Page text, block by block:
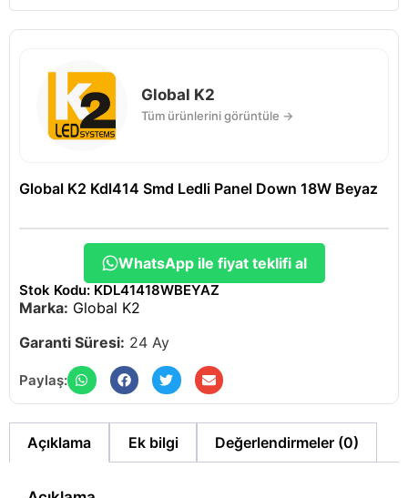
Global K2
Tüm ürünlerini görüntüle →
Global K2 Kdl414 Smd Ledli Panel Down 18W Beyaz
WhatsApp ile fiyat teklifi al
Stok Kodu: KDL41418WBEYAZ
Marka: Global K2
Garanti Süresi: 24 Ay
Paylaş:
Açıklama Ek bilgi Değerlendirmeler (0)